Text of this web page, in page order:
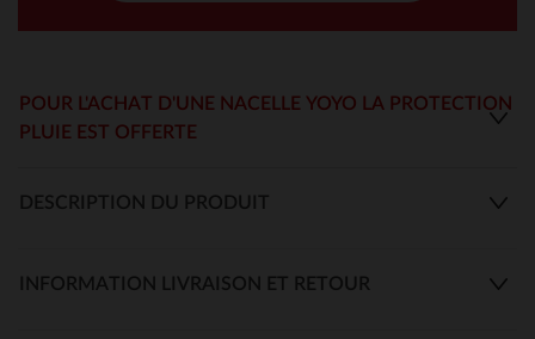
POUR L'ACHAT D'UNE NACELLE YOYO LA PROTECTION
PLUIE EST OFFERTE
DESCRIPTION DU PRODUIT
INFORMATION LIVRAISON ET RETOUR